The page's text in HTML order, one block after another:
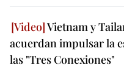
Vietnam y
acuerdan impulsar la
las "Tres Conexiones"